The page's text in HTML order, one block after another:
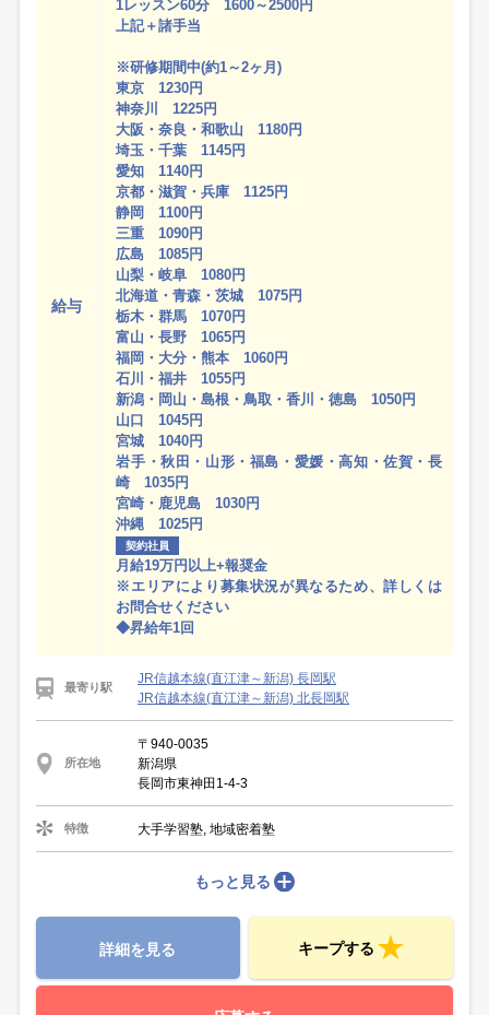
給与
1レッスン60分 1600～2500円
上記＋諸手当
※研修期間中(約1～2ヶ月)
東京 1230円
神奈川 1225円
大阪・奈良・和歌山 1180円
埼玉・千葉 1145円
愛知 1140円
京都・滋賀・兵庫 1125円
静岡 1100円
三重 1090円
広島 1085円
山梨・岐阜 1080円
北海道・青森・茨城 1075円
栃木・群馬 1070円
富山・長野 1065円
福岡・大分・熊本 1060円
石川・福井 1055円
新潟・岡山・島根・鳥取・香川・徳島 1050円
山口 1045円
宮城 1040円
岩手・秋田・山形・福島・愛媛・高知・佐賀・長
崎 1035円
宮崎・鹿児島 1030円
沖縄 1025円
契約社員
月給19万円以上+報奨金
※エリアにより募集状況が異なるため、詳しくは
お問合せください
◆昇給年1回
最寄り駅
JR信越本線(直江津～新潟) 長岡駅
JR信越本線(直江津～新潟) 北長岡駅
所在地
〒940-0035
新潟県
長岡市東神田1-4-3
特徴 大手学習塾, 地域密着塾
もっと見る
詳細を見る キープする